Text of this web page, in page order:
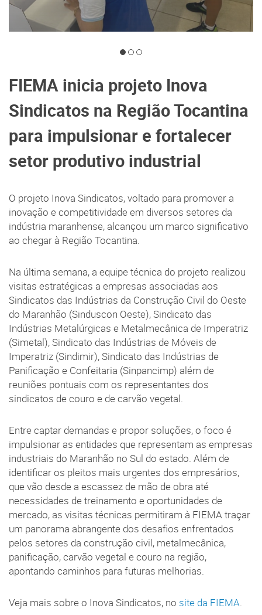
FIEMA inicia projeto Inova
Sindicatos na Região Tocantina
para impulsionar e fortalecer
setor produtivo industrial
O projeto Inova Sindicatos, voltado para promover a
inovação e competitividade em diversos setores da
indústria maranhense, alcançou um marco significativo
ao chegar à Região Tocantina.
Na última semana, a equipe técnica do projeto realizou
visitas estratégicas a empresas associadas aos
Sindicatos das Indústrias da Construção Civil do Oeste
do Maranhão (Sinduscon Oeste), Sindicato das
Indústrias Metalúrgicas e Metalmecânica de Imperatriz
(Simetal), Sindicato das Indústrias de Móveis de
Imperatriz (Sindimir), Sindicato das Indústrias de
Panificação e Confeitaria (Sinpancimp) além de
reuniões pontuais com os representantes dos
sindicatos de couro e de carvão vegetal.
Entre captar demandas e propor soluções, o foco é
impulsionar as entidades que representam as empresas
industriais do Maranhão no Sul do estado. Além de
identificar os pleitos mais urgentes dos empresários,
que vão desde a escassez de mão de obra até
necessidades de treinamento e oportunidades de
mercado, as visitas técnicas permitiram à FIEMA traçar
um panorama abrangente dos desafios enfrentados
pelos setores da construção civil, metalmecânica,
panificação, carvão vegetal e couro na região,
apontando caminhos para futuras melhorias.
Veja mais sobre o Inova Sindicatos, no site da FIEMA.